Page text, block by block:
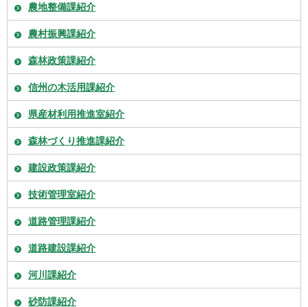
農地整備課紹介
農村振興課紹介
森林政策課紹介
信州の木活用課紹介
県産材利用推進室紹介
森林づくり推進課紹介
建設政策課紹介
技術管理室紹介
道路管理課紹介
道路建設課紹介
河川課紹介
砂防課紹介